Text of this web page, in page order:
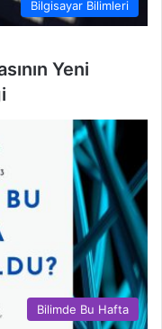
Bilgisayar Bilimleri
Yeni
Bilimde Bu Hafta